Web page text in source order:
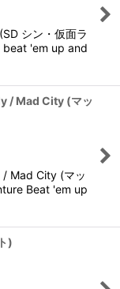
シン・仮面ラ
beat 'em up and
/ Mad City (マッ
Mad City (マッ
Beat 'em up
)